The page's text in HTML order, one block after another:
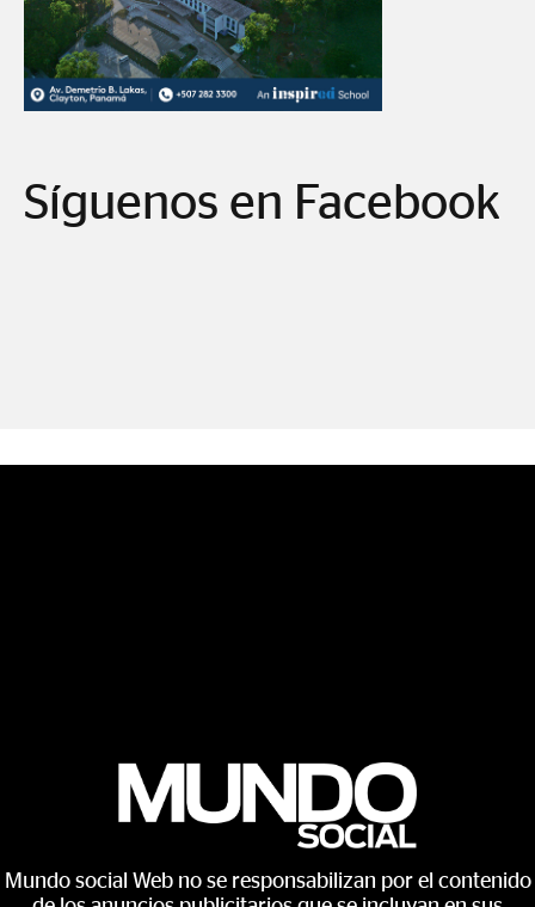
Síguenos en Facebook
Mundo social Web no se responsabilizan por el contenido